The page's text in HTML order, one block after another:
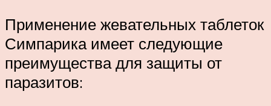
Применение жевательных таблеток
Симпарика имеет следующие
преимущества для защиты от
паразитов: